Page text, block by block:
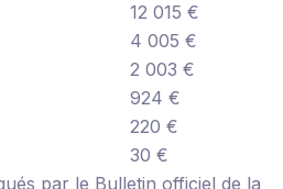
12 015 €
4 005 €
2 003 €
924 €
220 €
30 €
par le Bulletin officiel de la